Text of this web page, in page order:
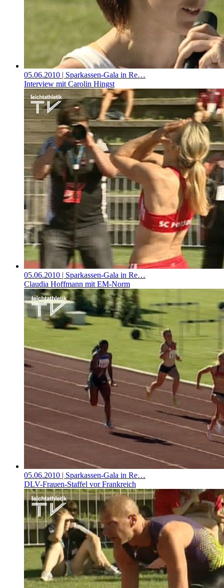
05.06.2010 | Sparkassen-Gala in Re…
Interview mit Carolin Hingst
05.06.2010 | Sparkassen-Gala in Re…
Claudia Hoffmann mit EM-Norm
05.06.2010 | Sparkassen-Gala in Re…
DLV-Frauen-Staffel vor Frankreich